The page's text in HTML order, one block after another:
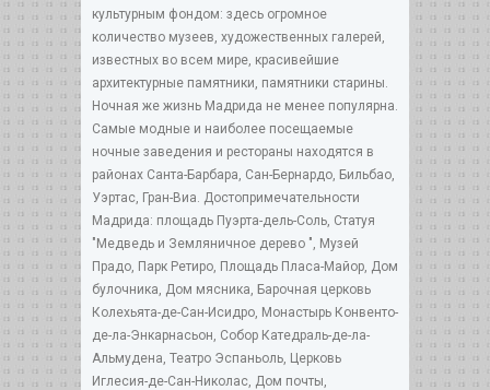
культурным фондом: здесь огромное
количество музеев, художественных галерей,
известных во всем мире, красивейшие
архитектурные памятники, памятники старины.
Ночная же жизнь Мадрида не менее популярна.
Самые модные и наиболее посещаемые
ночные заведения и рестораны находятся в
районах Санта-Барбара, Сан-Бернардо, Бильбао,
Уэртас, Гран-Виа. Достопримечательности
Мадрида: площадь Пуэрта-дель-Соль, Статуя
"Медведь и Земляничное дерево ", Музей
Прадо, Парк Ретиро, Площадь Пласа-Майор, Дом
булочника, Дом мясника, Барочная церковь
Колехьята-де-Сан-Исидро, Монастырь Конвенто-
де-ла-Энкарнасьон, Собор Катедраль-де-ла-
Альмудена, Театро Эспаньоль, Церковь
Иглесия-де-Сан-Николас, Дом почты,